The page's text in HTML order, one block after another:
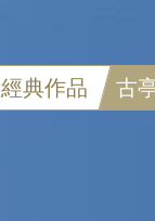
經典作品 古